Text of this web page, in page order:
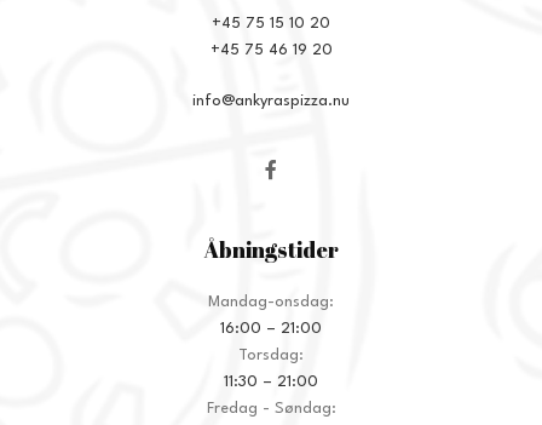
+45 75 15 10 20
+45 75 46 19 20
info@ankyraspizza.nu
Åbningstider
Mandag-onsdag:
16:00 – 21:00
Torsdag:
11:30 – 21:00
Fredag - Søndag: